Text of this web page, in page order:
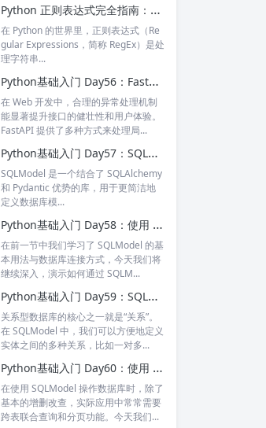
Python 正则表达式完全指南：掌握复杂匹配，解锁高级数据处理能力 | 实战案例解析
在 Python 的世界里，正则表达式（Re
gular Expressions，简称 RegEx）是处
理字符串...
Python基础入门 Day56：FastAPI 中的异常处理与全局错误响应机制
在 Web 开发中，合理的异常处理机制
能显著提升接口的健壮性和用户体验。
FastAPI 提供了多种方式来处理局...
Python基础入门 Day57：SQLModel 简介与数据库连接配置
SQLModel 是一个结合了 SQLAlchemy
和 Pydantic 优势的库，用于更简洁地
定义数据库模...
Python基础入门 Day58：使用 SQLModel 实现增删改查（CRUD）操作
在前一节中我们学习了 SQLModel 的基
本用法与数据库连接方式，今天我们将
继续深入，演示如何通过 SQLM...
Python基础入门 Day59：SQLModel 中的关系映射（Relationship）
关系型数据库的核心之一就是“关系”。
在 SQLModel 中，我们可以方便地定义
实体之间的多种关系，比如一对多...
Python基础入门 Day60：使用 SQLModel 实现联合查询与分页查询
在使用 SQLModel 操作数据库时，除了
基本的增删改查，实际应用中常常需要
跨表联合查询和分页功能。今天我们...